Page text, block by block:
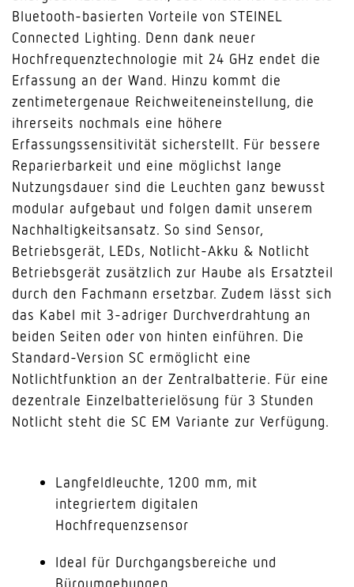
Bluetooth-basierten Vorteile von STEINEL
Connected Lighting. Denn dank neuer
Hochfrequenztechnologie mit 24 GHz endet die
Erfassung an der Wand. Hinzu kommt die
zentimetergenaue Reichweiteneinstellung, die
ihrerseits nochmals eine höhere
Erfassungssensitivität sicherstellt. Für bessere
Reparierbarkeit und eine möglichst lange
Nutzungsdauer sind die Leuchten ganz bewusst
modular aufgebaut und folgen damit unserem
Nachhaltigkeitsansatz. So sind Sensor,
Betriebsgerät, LEDs, Notlicht-Akku & Notlicht
Betriebsgerät zusätzlich zur Haube als Ersatzteil
durch den Fachmann ersetzbar. Zudem lässt sich
das Kabel mit 3-adriger Durchverdrahtung an
beiden Seiten oder von hinten einführen. Die
Standard-Version SC ermöglicht eine
Notlichtfunktion an der Zentralbatterie. Für eine
dezentrale Einzelbatterielösung für 3 Stunden
Notlicht steht die SC EM Variante zur Verfügung.
Langfeldleuchte, 1200 mm, mit
integriertem digitalen
Hochfrequenzsensor
Ideal für Durchgangsbereiche und
Büroumgebungen